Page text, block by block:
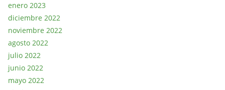
enero 2023
diciembre 2022
noviembre 2022
agosto 2022
julio 2022
junio 2022
mayo 2022